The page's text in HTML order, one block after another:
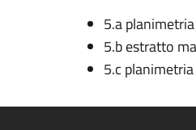
5.a
5.b estratto
5.c